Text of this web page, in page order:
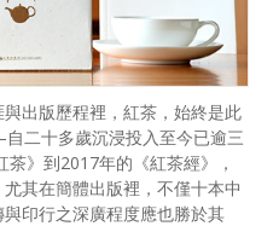
出版歷程裡，紅茶，始終是此
二十多歲沉浸投入至今已逾三
》到2017年的《紅茶經》，
其在簡體出版裡，不僅十本中
印行之深廣程度應也勝於其